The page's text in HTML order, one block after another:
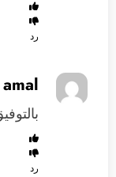
رد
amal
رد